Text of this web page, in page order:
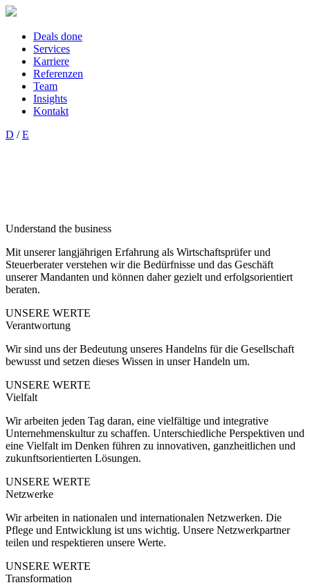
Deals done
Services
Karriere
Referenzen
Team
Insights
Kontakt
D /E
Understand the business
Mit unserer langjährigen Erfahrung als Wirtschaftsprüfer und
Steuerberater verstehen wir die Bedürfnisse und das Geschäft
unserer Mandanten und können daher gezielt und erfolgsorientiert
beraten.
UNSERE WERTE
Verantwortung
Wir sind uns der Bedeutung unseres Handelns für die Gesellschaft
bewusst und setzen dieses Wissen in unser Handeln um.
UNSERE WERTE
Vielfalt
Wir arbeiten jeden Tag daran, eine vielfältige und integrative
Unternehmenskultur zu schaffen. Unterschiedliche Perspektiven und
eine Vielfalt im Denken führen zu innovativen, ganzheitlichen und
zukunftsorientierten Lösungen.
UNSERE WERTE
Netzwerke
Wir arbeiten in nationalen und internationalen Netzwerken. Die
Pflege und Entwicklung ist uns wichtig. Unsere Netzwerkpartner
teilen und respektieren unsere Werte.
UNSERE WERTE
Transformation